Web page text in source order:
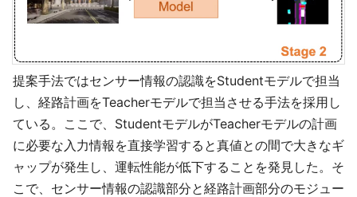
提案手法ではセンサー情報の認識をStudentモデルで担当
し、経路計画をTeacherモデルで担当させる手法を採用し
ている。ここで、StudentモデルがTeacherモデルの計画
に必要な入力情報を直接学習すると真値との間で大きなギ
ャップが発生し、運転性能が低下することを発見した。そ
こで、センサー情報の認識部分と経路計画部分のモジュー